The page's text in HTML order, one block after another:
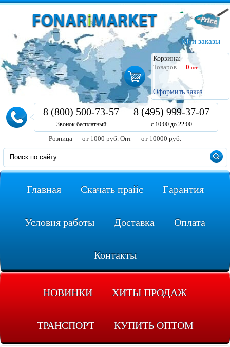
Мои заказы
Корзина:
Товаров
0 шт.
Оформить заказ
8 (800) 500-73-57
Звонок бесплатный
8 (495) 999-37-07
с 10:00 до 22:00
Розница — от 1000 руб. Опт — от 10000 руб.
Главная Скачать прайс Гарантия
Условия работы Доставка Оплата
Контакты
НОВИНКИ ХИТЫ ПРОДАЖ
ТРАНСПОРТ КУПИТЬ ОПТОМ